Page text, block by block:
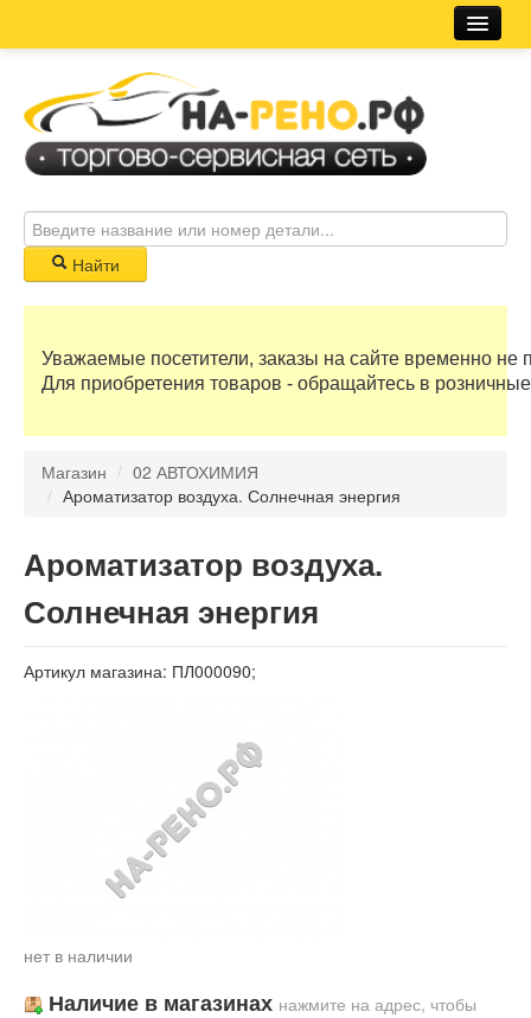
Магазин
Новости
Автосервис
Корзина
0 руб
Регистрация
Найти
Уважаемые посетители, заказы на сайте временно не
Для приобретения товаров - обращайтесь в
Магазин / 02 АВТОХИМИЯ
/ Ароматизатор воздуха. Солнечная энергия
Ароматизатор воздуха.
Солнечная энергия
Артикул магазина: ПЛ000090;
нет в наличии
Наличие в магазинах нажмите на адрес, чтобы